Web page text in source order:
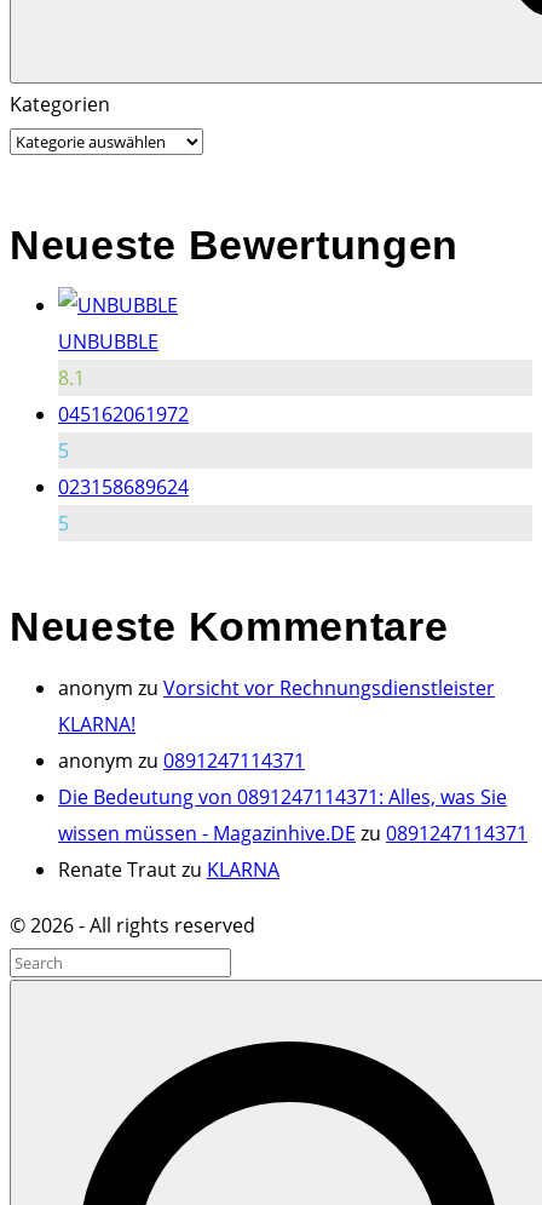
Search
Search
for:
Kategorien
Neueste Bewertungen
UNBUBBLE
8.1
045162061972
5
023158689624
5
Neueste Kommentare
anonym zu Vorsicht vor Rechnungsdienstleister
KLARNA!
anonym zu 0891247114371
Die Bedeutung von 0891247114371: Alles, was Sie
wissen müssen - Magazinhive.DE zu 0891247114371
Renate Trautzu KLARNA
©2026- All rights reserved